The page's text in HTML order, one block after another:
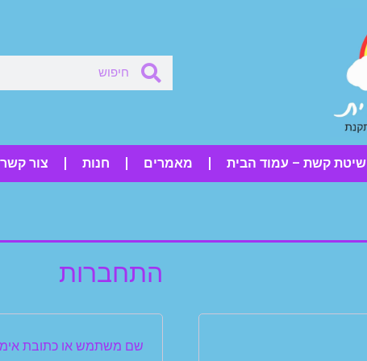
שיטת קשת – עמוד הבית מאמרים חנות צור קשר
התחברות
שם משתמש או כתובת